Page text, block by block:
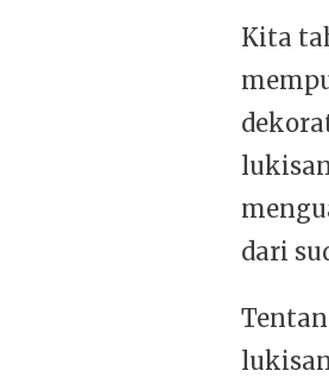
Kita
dari